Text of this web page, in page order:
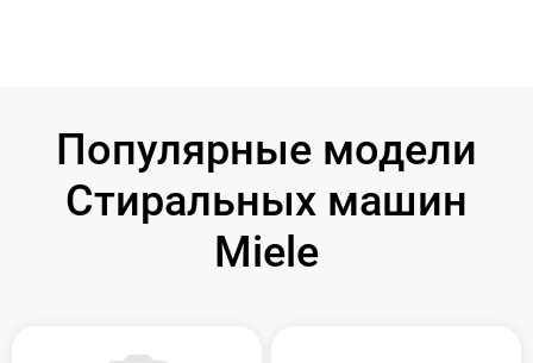
Популярные модели
Стиральных машин
Miele